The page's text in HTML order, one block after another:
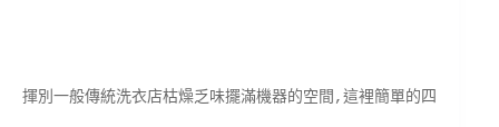
揮別一般傳統洗衣店枯燥乏味擺滿機器的空間,這裡簡單的四